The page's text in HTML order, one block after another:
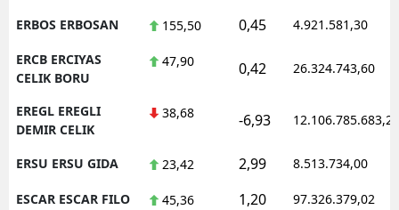
ERBOS ERBOSAN 155,50 0,45 4.921.581,30
ERCB ERCIYAS
CELIK BORU
47,90 0,42 26.324.743,60
EREGL EREGLI
DEMIR CELIK
38,68 -6,93 12.106.785.683,20
ERSU ERSU GIDA 23,42 2,99 8.513.734,00
ESCAR ESCAR FILO 45,36 1,20 97.326.379,02